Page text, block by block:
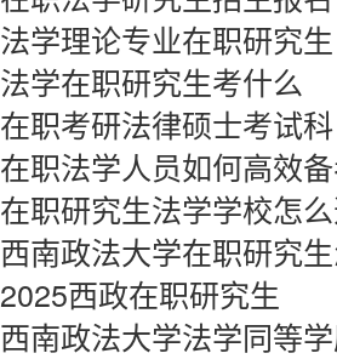
法学理论专业在职研究生
法学在职研究生考什么
在职考研法律硕士考试
在职法学人员如何高效
在职研究生法学学校怎
西南政法大学在职研究生
2025西政在职研究生
西南政法大学法学同等